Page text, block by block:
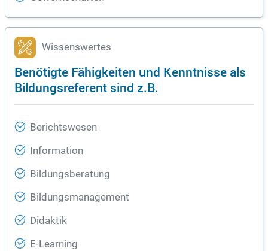
Wissenswertes
Benötigte Fähigkeiten und Kenntnisse als
Bildungsreferent sind z.B.
Berichtswesen
Information
Bildungsberatung
Bildungsmanagement
Didaktik
E-Learning